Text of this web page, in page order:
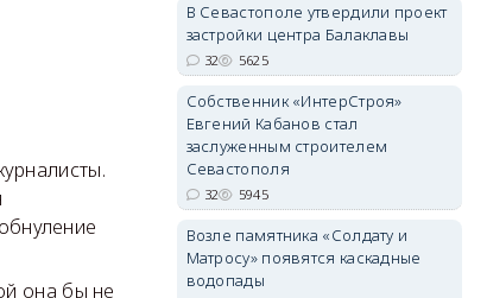
она бы не
В Севастополе утвердили проект
застройки центра Балаклавы
32 5625
Собственник «ИнтерСтроя»
Евгений Кабанов стал
заслуженным строителем
Севастополя
32 5945
Возле памятника «Солдату и
Матросу» появятся каскадные
водопады